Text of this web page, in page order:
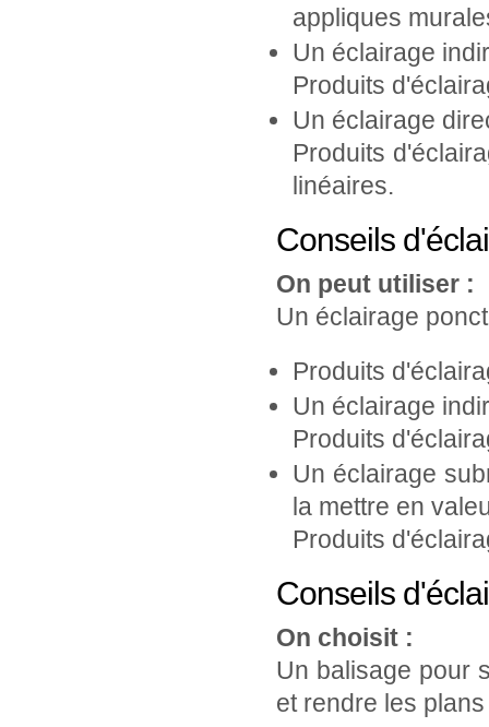
appliques
Un éclairage
Produits
Un éclairage
Produits
linéaires.
Conseils
On peut utiliser :
Un éclairage
Produits
Un éclairage
Produits
Un éclairage
la mettre en
Produits
Conseils
On choisit :
Un balisage pour
et rendre les